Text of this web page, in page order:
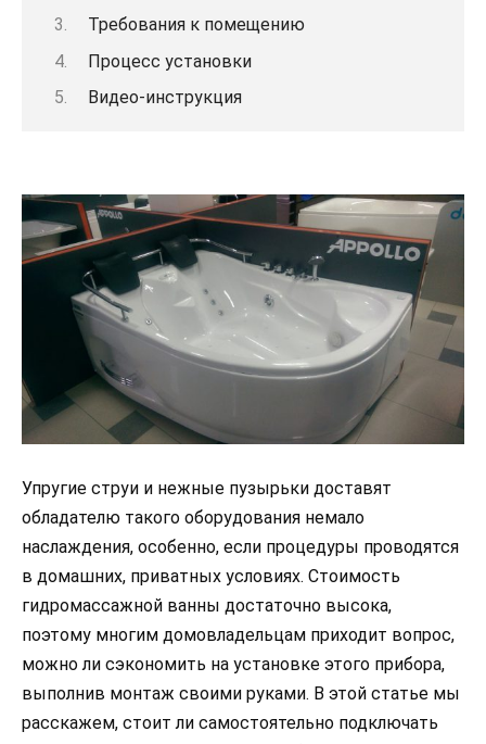
Требования к помещению
Процесс установки
Видео-инструкция
Упругие струи и нежные пузырьки доставят
обладателю такого оборудования немало
наслаждения, особенно, если процедуры проводятся
в домашних, приватных условиях. Стоимость
гидромассажной ванны достаточно высока,
поэтому многим домовладельцам приходит вопрос,
можно ли сэкономить на установке этого прибора,
выполнив монтаж своими руками. В этой статье мы
расскажем, стоит ли самостоятельно подключать